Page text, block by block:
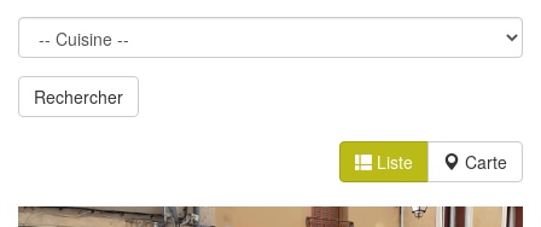
Liste Carte